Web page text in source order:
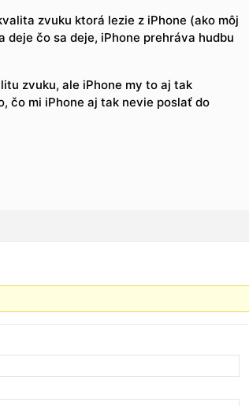
zvuku ktorá lezie z iPhone (ako môj
deje čo sa deje, iPhone prehráva hudbu
zvuku, ale iPhone my to aj tak
čo mi iPhone aj tak nevie poslať do